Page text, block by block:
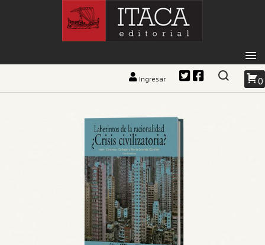
Ingresar 0